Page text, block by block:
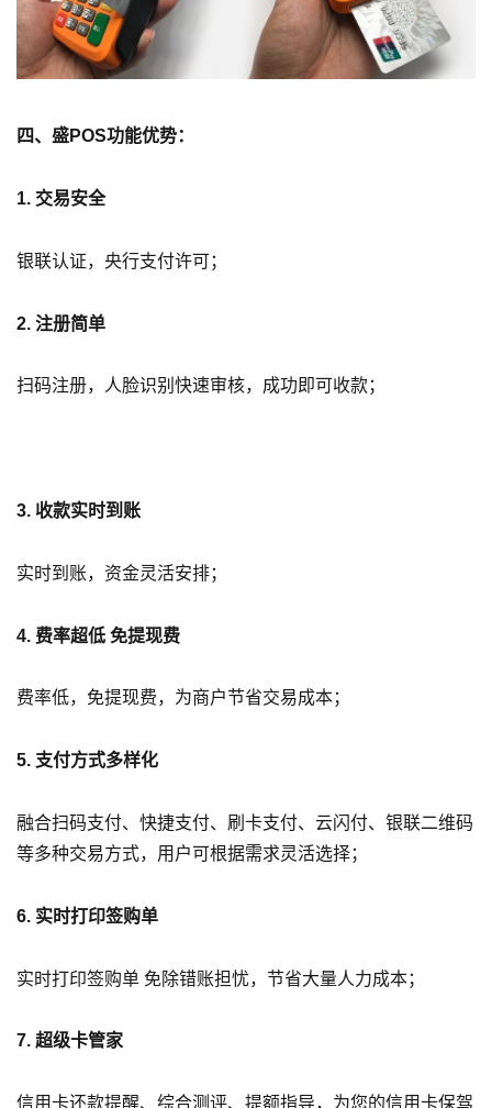
四、盛POS功能优势：
1. 交易安全
银联认证，央行支付许可；
2. 注册简单
扫码注册，人脸识别快速审核，成功即可收款；
3. 收款实时到账
实时到账，资金灵活安排；
4. 费率超低 免提现费
费率低，免提现费，为商户节省交易成本；
5. 支付方式多样化
融合扫码支付、快捷支付、刷卡支付、云闪付、银联二维码
等多种交易方式，用户可根据需求灵活选择；
6. 实时打印签购单
实时打印签购单 免除错账担忧，节省大量人力成本；
7. 超级卡管家
信用卡还款提醒、综合测评、提额指导，为您的信用卡保驾